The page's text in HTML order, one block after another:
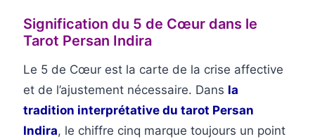
Signification du 5 de Cœur dans le
Tarot Persan Indira
Le 5 de Cœur est la carte de la crise affective
et de l’ajustement nécessaire. Dans la
tradition interprétative du tarot Persan
Indira, le chiffre cinq marque toujours un point